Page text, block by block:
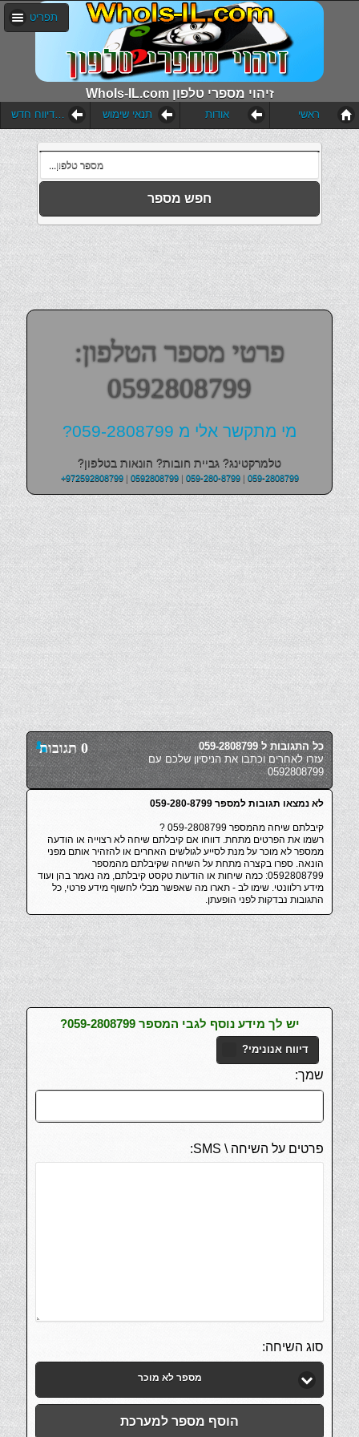
WhoIs-IL.com זיהוי מספרי טלפון
תפריט
הוסף דיווח חדש תנאי שימוש אודות ראשי
חפש מספר
פרטי מספר הטלפון:
0592808799
מי מתקשר אלי מ 059-2808799?
טלמרקטינג? גביית חובות? הונאות בטלפון?
+972592808799| 0592808799| 059-280-8799| 059-2808799
0 תגובות
כל התגובות ל 059-2808799
עזרו לאחרים וכתבו את הניסיון שלכם עם
0592808799
לא נמצאו תגובות למספר 059-280-8799
קיבלתם שיחה מהמספר 059-2808799 ?
רשמו את הפרטים מתחת. דווחו אם קיבלתם שיחה לא רצוייה או הודעה
ממספר לא מוכר על מנת לסייע לגולשים האחרים או להזהיר אותם מפני
הונאה. ספרו בקצרה מתחת על השיחה שקיבלתם מהמספר
0592808799: כמה שיחות או הודעות טקסט קיבלתם, מה נאמר בהן ועוד
מידע רלוונטי. שימו לב - תארו מה שאפשר מבלי לחשוף מידע פרטי, כל
התגובות נבדקות לפני הופעתן.
יש לך מידע נוסף לגבי המספר 059-2808799?
דיווח אנונימי?
שמך:
פרטים על השיחה \ SMS:
סוג השיחה:
מספר לא מוכר
הוסף מספר למערכת